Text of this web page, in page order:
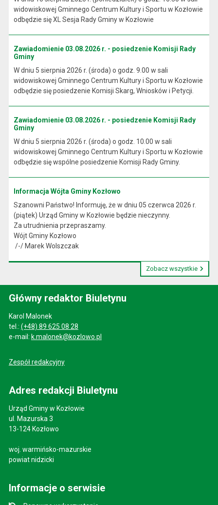
widowiskowej Gminnego Centrum Kultury i Sportu w Kozłowie
odbędzie się XL Sesja Rady Gminy w Kozłowie
Zawiadomienie 03.08.2026 r. - posiedzenie Komisji Rady
Gminy
W dniu 5 sierpnia 2026 r. (środa) o godz. 9.00 w sali
widowiskowej Gminnego Centrum Kultury i Sportu w Kozłowie
odbędzie się posiedzenie Komisji Skarg, Wniosków i Petycji.
Zawiadomienie 03.08.2026 r. - posiedzenie Komisji Rady
Gminy
W dniu 5 sierpnia 2026 r. (środa) o godz. 10.00 w sali
widowiskowej Gminnego Centrum Kultury i Sportu w Kozłowie
odbędzie się wspólne posiedzenie Komisji Rady Gminy.
Informacja Wójta Gminy Kozłowo
Szanowni Państwo! Informuję, że w dniu 05 czerwca 2026 r.
(piątek) Urząd Gminy w Kozłowie będzie nieczynny.
Za utrudnienia przepraszamy.
Wójt Gminy Kozłowo
/-/ Marek Wolszczak
Zobacz wszystkie
Główny redaktor Biuletynu
Karol Malonek
tel.: (+48) 89 625 08 28
e-mail: k.malonek@kozlowo.pl
Zespół redakcyjny
Adres redakcji Biuletynu
Urząd Gminy w Kozłowie
ul. Mazurska 3
13-124 Kozłowo
woj. warmińsko-mazurskie
powiat nidzicki
Informacje o serwisie